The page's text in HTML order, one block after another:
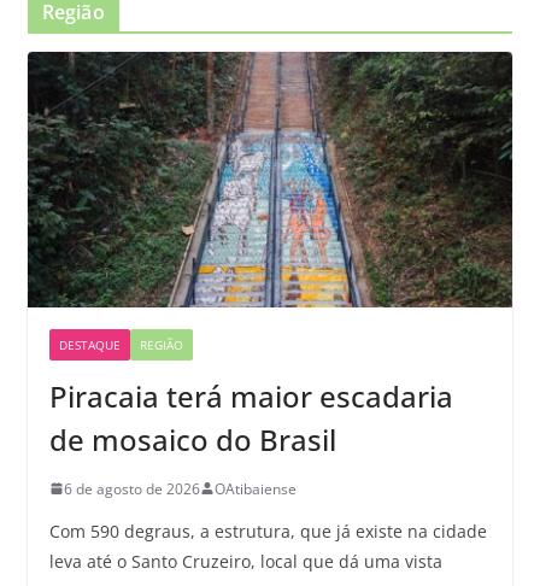
Região
DESTAQUE REGIÃO
Piracaia terá maior escadaria
de mosaico do Brasil
6 de agosto de 2026 OAtibaiense
Com 590 degraus, a estrutura, que já existe na cidade
leva até o Santo Cruzeiro, local que dá uma vista